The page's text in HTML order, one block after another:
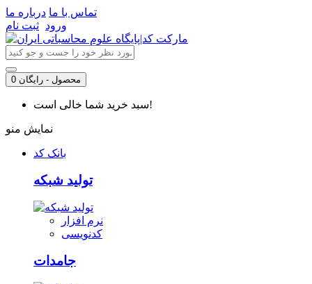
تماس با ما درباره ما
ورود ثبت نام
0 محصول - رایگان
سبد خرید شما خالی است!
نمایش منو
بانک کد
تولید شبکه
نرم افزار
کدنویسی
جامدات